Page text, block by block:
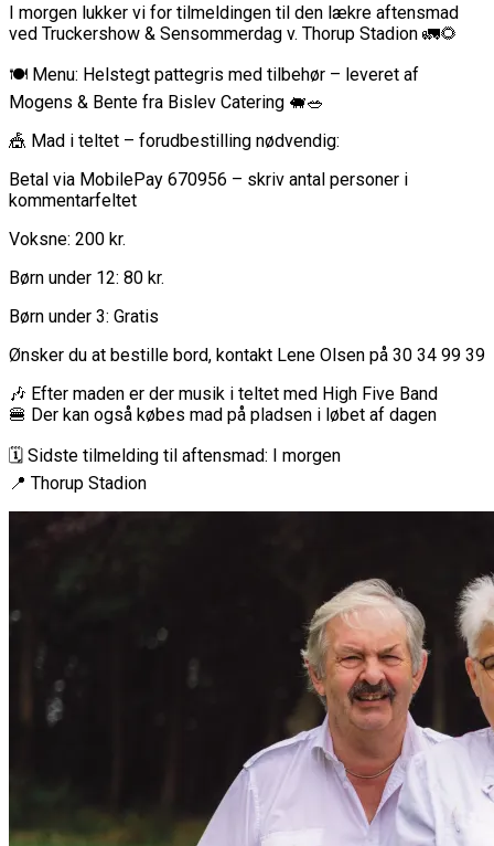
I morgen lukker vi for tilmeldingen til den lækre aftensmad
ved Truckershow & Sensommerdag v. Thorup Stadion 🚛🌻
🍽 Menu: Helstegt pattegris med tilbehør – leveret af
Mogens & Bente fra Bislev Catering 🐖🥗
🎪 Mad i teltet – forudbestilling nødvendig:
Betal via MobilePay 670956 – skriv antal personer i
kommentarfeltet
Voksne: 200 kr.
Børn under 12: 80 kr.
Børn under 3: Gratis
Ønsker du at bestille bord, kontakt Lene Olsen på 30 34 99 39
🎶 Efter maden er der musik i teltet med High Five Band
🍔 Der kan også købes mad på pladsen i løbet af dagen
🗓 Sidste tilmelding til aftensmad: I morgen
📍 Thorup Stadion